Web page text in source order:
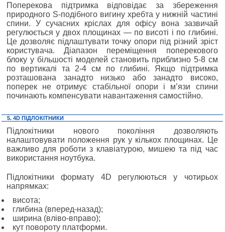
Поперекова підтримка відповідає за збереження
природного S-подібного вигину хребта у нижній частині
спини. У сучасних кріслах для офісу вона зазвичай
регулюється у двох площинах — по висоті і по глибині.
Це дозволяє підлаштувати точку опори під різний зріст
користувача. Діапазон переміщення поперекового
блоку у більшості моделей становить приблизно 5-8 см
по вертикалі та 2-4 см по глибині. Якщо підтримка
розташована занадто низько або занадто високо,
поперек не отримує стабільної опори і м’язи спини
починають компенсувати навантаження самостійно.
5. 4D ПІДЛОКІТНИКИ
Підлокітники нового покоління дозволяють
налаштовувати положення рук у кількох площинах. Це
важливо для роботи з клавіатурою, мишею та під час
використання ноутбука.
Підлокітники формату 4D регулюються у чотирьох
напрямках:
висота;
глибина (вперед-назад);
ширина (вліво-вправо);
кут повороту платформи.